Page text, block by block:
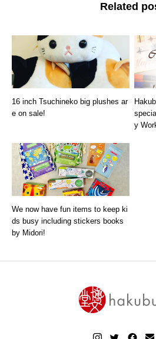
Related
16 inch Tsuchineko big plushes ar
e on sale!
y
We now have fun items to keep ki
ds busy including stickers books
by Midori!